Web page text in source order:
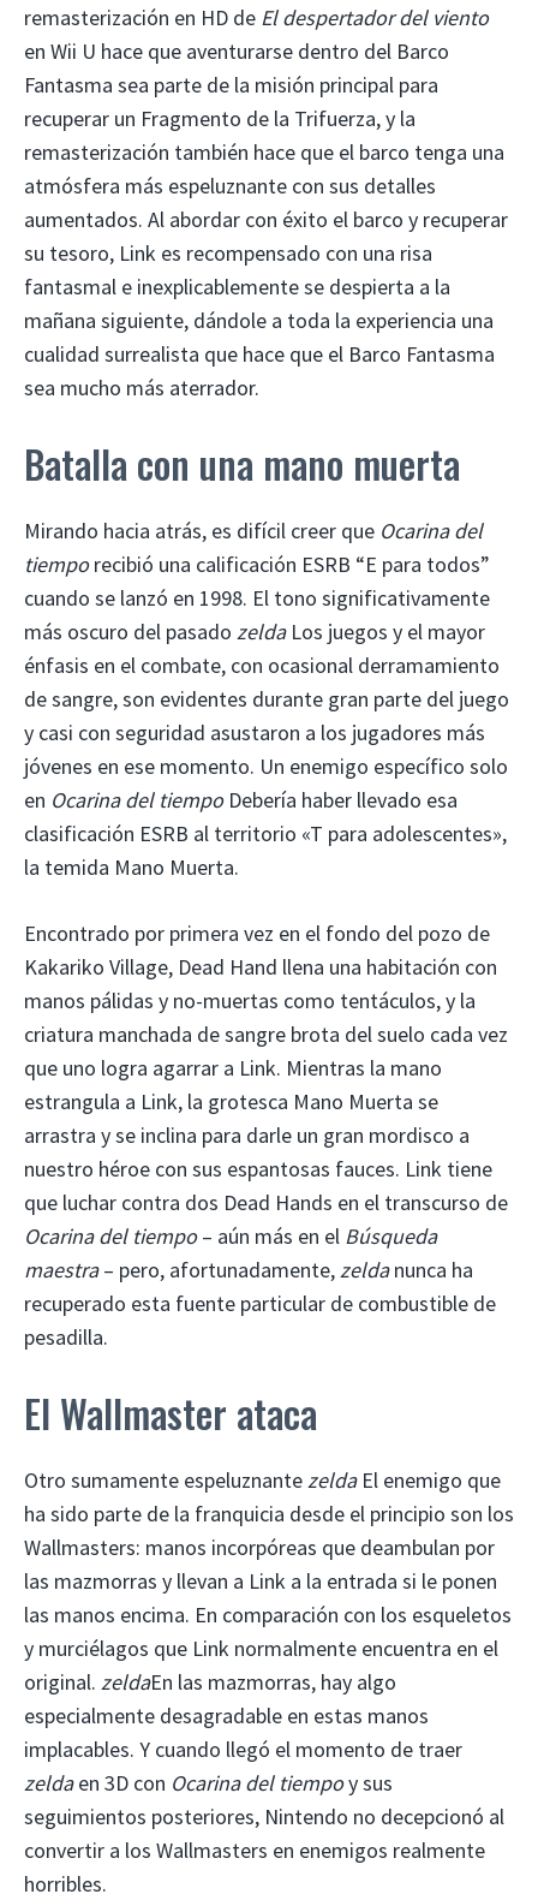
remasterización en HD de El despertador del viento
en Wii U hace que aventurarse dentro del Barco
Fantasma sea parte de la misión principal para
recuperar un Fragmento de la Trifuerza, y la
remasterización también hace que el barco tenga una
atmósfera más espeluznante con sus detalles
aumentados. Al abordar con éxito el barco y recuperar
su tesoro, Link es recompensado con una risa
fantasmal e inexplicablemente se despierta a la
mañana siguiente, dándole a toda la experiencia una
cualidad surrealista que hace que el Barco Fantasma
sea mucho más aterrador.
Batalla con una mano muerta
Mirando hacia atrás, es difícil creer que Ocarina del
tiemporecibió una calificación ESRB “E para todos”
cuando se lanzó en 1998. El tono significativamente
más oscuro del pasado zeldaLos juegos y el mayor
énfasis en el combate, con ocasional derramamiento
de sangre, son evidentes durante gran parte del juego
y casi con seguridad asustaron a los jugadores más
jóvenes en ese momento. Un enemigo específico solo
en Ocarina del tiempoDebería haber llevado esa
clasificación ESRB al territorio «T para adolescentes»,
la temida Mano Muerta.
Encontrado por primera vez en el fondo del pozo de
Kakariko Village, Dead Hand llena una habitación con
manos pálidas y no-muertas como tentáculos, y la
criatura manchada de sangre brota del suelo cada vez
que uno logra agarrar a Link. Mientras la mano
estrangula a Link, la grotesca Mano Muerta se
arrastra y se inclina para darle un gran mordisco a
nuestro héroe con sus espantosas fauces. Link tiene
que luchar contra dos Dead Hands en el transcurso de
Ocarina del tiempo– aún más en el Búsqueda
maestra– pero, afortunadamente,zeldanunca ha
recuperado esta fuente particular de combustible de
pesadilla.
El Wallmaster ataca
Otro sumamente espeluznantezeldaEl enemigo que
ha sido parte de la franquicia desde el principio son los
Wallmasters: manos incorpóreas que deambulan por
las mazmorras y llevan a Link a la entrada si le ponen
las manos encima. En comparación con los esqueletos
y murciélagos que Link normalmente encuentra en el
original. zeldaEn las mazmorras, hay algo
especialmente desagradable en estas manos
implacables. Y cuando llegó el momento de traer
zeldaen 3D con Ocarina del tiempoy sus
seguimientos posteriores, Nintendo no decepcionó al
convertir a los Wallmasters en enemigos realmente
horribles.